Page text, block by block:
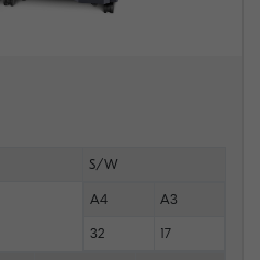
S/W
A4 A3
32 17